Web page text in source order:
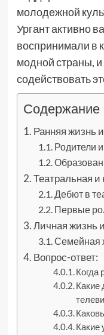
молодежной
Ургант активно
воспринимали в
модной страны, и
содействовать
Содержание
Ранняя жизнь
Родители
Театральная и
Дебют в
Первые
Личная жизнь
Семейная
Вопрос-ответ:
Когда
Какие
Какие